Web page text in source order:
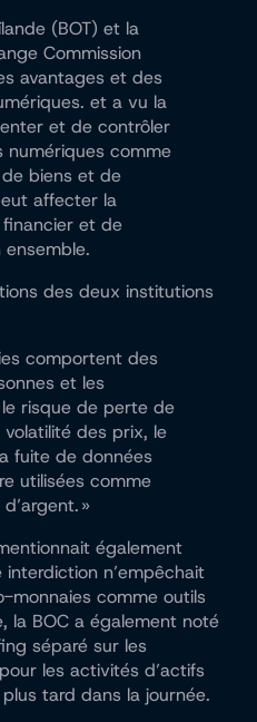
(BOT) et la
Commission
avantages et des
et a vu la
et de contrôler
numériques comme
biens et de
affecter la
et de
ensemble.
des deux institutions
comportent des
et les
risque de perte de
des prix, le
fuite de données
utilisées comme
»
également
n’empêchait
monnaies comme outils
la BOC a également noté
séparé sur les
les activités d’actifs
tard dans la journée.